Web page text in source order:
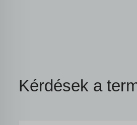
Kérdések a